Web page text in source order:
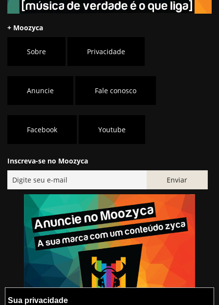
+ Moozyca
Sobre Privacidade
Anuncie Fale conosco
Facebook Youtube
Inscreva-se no Moozyca
Sua privacidade